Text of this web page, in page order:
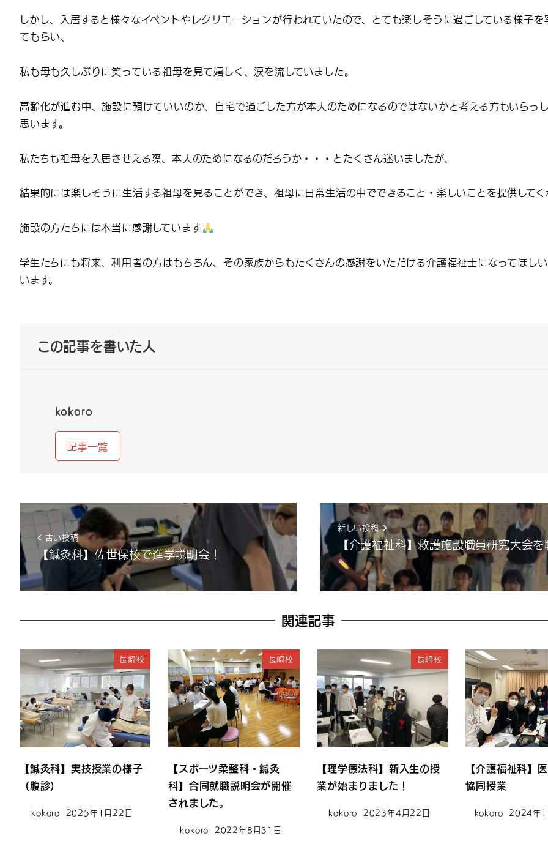
しかし、入居すると様々なイベントやレクリエーションが行われていたので、とても楽しそうに過ごしている様子
てもらい、
私も母も久しぶりに笑っている祖母を見て嬉しく、涙を流していました。
高齢化が進む中、施設に預けていいのか、自宅で過ごした方が本人のためになるのではないかと考える方もいらっ
思います。
私たちも祖母を入居させえる際、本人のためになるのだろうか・・・とたくさん迷いましたが、
結果的には楽しそうに生活する祖母を見ることができ、祖母に日常生活の中でできること・楽しいことを提供して
施設の方たちには本当に感謝しています
学生たちにも将来、利用者の方はもちろん、その家族からもたくさんの感謝をいただける介護福祉士になってほし
います。
この記事を書いた人
kokoro
記事一覧
古い投稿
【鍼灸科】佐世保校で進学説明会！
新しい投稿
【介護福祉科】救護施設職員研究大会
関連記事
長崎校
【鍼灸科】実技授業の様子
（腹診）
kokoro 2025年1月22日
長崎校
【スポーツ柔整科・鍼灸
科】合同就職説明会が開催
されました。
kokoro 2022年8月31日
長崎校
【理学療法科】新入生の授
業が始まりました！
kokoro 2023年4月22日
【介護福祉科】
協同授業
kokoro 2024年